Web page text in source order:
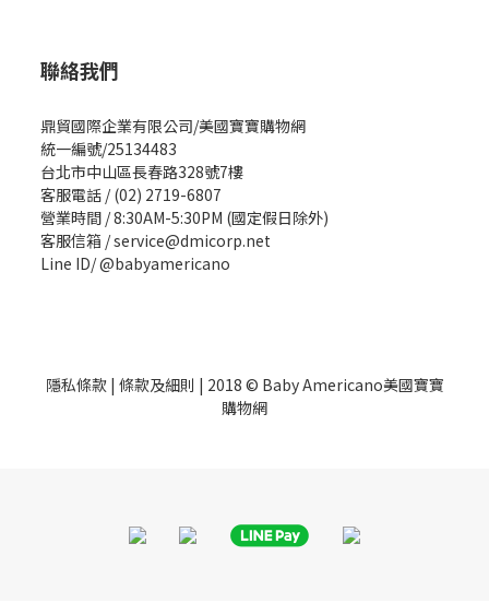
聯絡我們
鼎貿國際企業有限公司/美國寶寶購物網
統一編號/25134483
台北市中山區長春路328號7樓
客服電話 / (02) 2719-6807
營業時間 / 8:30AM-5:30PM (國定假日除外)
客服信箱 / service@dmicorp.net
Line ID/ @babyamericano
隱私條款| 條款及細則 | 2018 © Baby Americano美國寶寶
購物網